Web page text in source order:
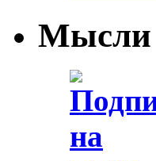
Мысли